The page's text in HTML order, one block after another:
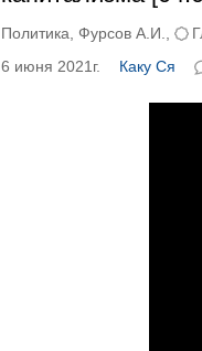
Политика Фурсов А.И.
6 июня 2021г.
Каку Ся